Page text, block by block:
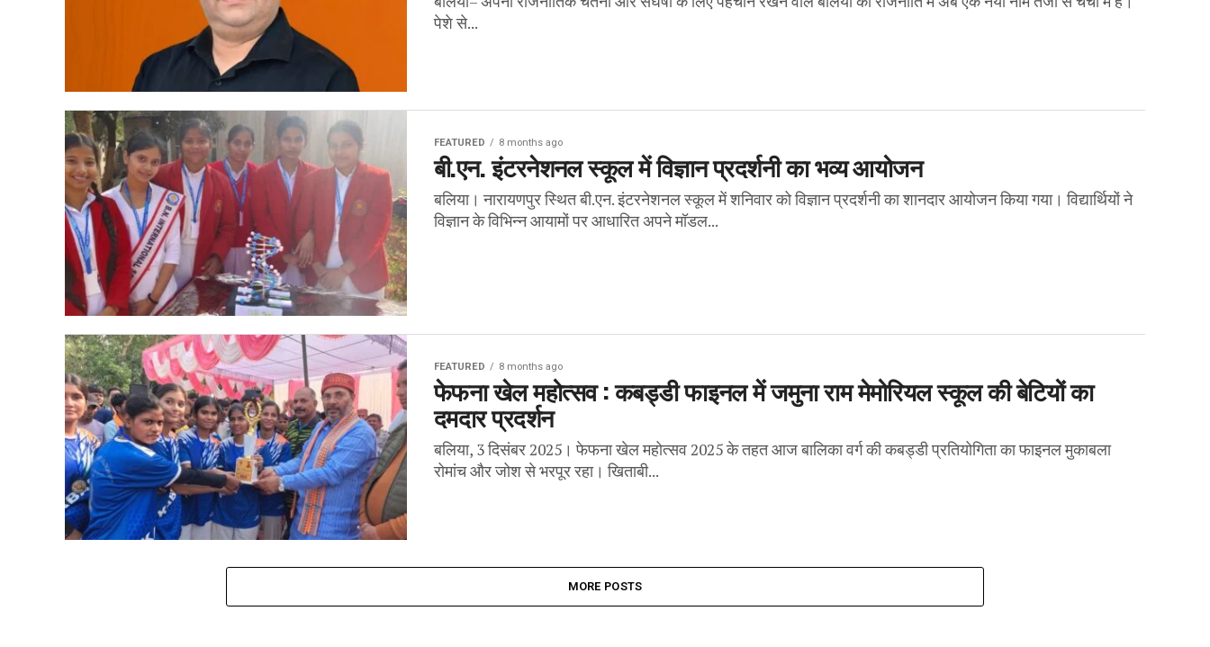
पेशे से...
FEATURED 8 months ago
बी.एन. इंटरनेशनल स्कूल में विज्ञान प्रदर्शनी का भव्य आयोजन
बलिया। नारायणपुर स्थित बी.एन. इंटरनेशनल स्कूल में शनिवार को विज्ञान प्रदर्शनी का शानदार आयोजन किया गया। विद्यार्थियों ने
विज्ञान के विभिन्न आयामों पर आधारित अपने मॉडल...
FEATURED 8 months ago
फेफना खेल महोत्सव : कबड्डी फाइनल में जमुना राम मेमोरियल स्कूल की बेटियों का
दमदार प्रदर्शन
बलिया, 3 दिसंबर 2025। फेफना खेल महोत्सव 2025 के तहत आज बालिका वर्ग की कबड्डी प्रतियोगिता का फाइनल मुकाबला
रोमांच और जोश से भरपूर रहा। खिताबी...
MORE POSTS